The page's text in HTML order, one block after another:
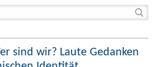
sind wir? Laute Gedanken